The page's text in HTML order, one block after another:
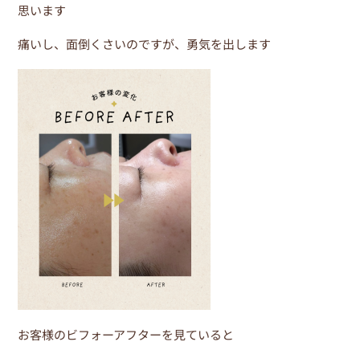
c
b
o
k
er
e i er
e
st
思います
痛いし、面倒くさいのですが、勇気を出します
お客様のビフォーアフターを見ていると